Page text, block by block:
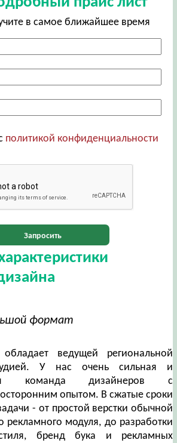
в самое ближайшее время
политикой конфиденциальности
Запросить
формат
ведущей региональной
У нас очень сильная и
команда дизайнеров с
опытом. В сжатые сроки
- от простой верстки обычной
рекламного модуля, до разработки
стиля, бренд бука и рекламных